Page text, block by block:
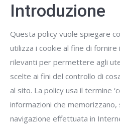
Introduzione
Questa policy vuole spiegare
utilizza i cookie al fine di fornire
rilevanti per permettere agli
scelte ai fini del controllo di
al sito. La policy usa il termine
informazioni che memorizzano,
navigazione effettuata in